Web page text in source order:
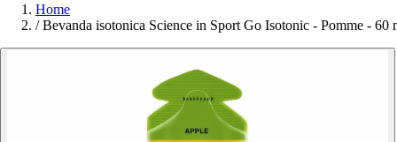
Home
/ Bevanda isotonica Science in Sport Go Isotonic - Pomme - 60